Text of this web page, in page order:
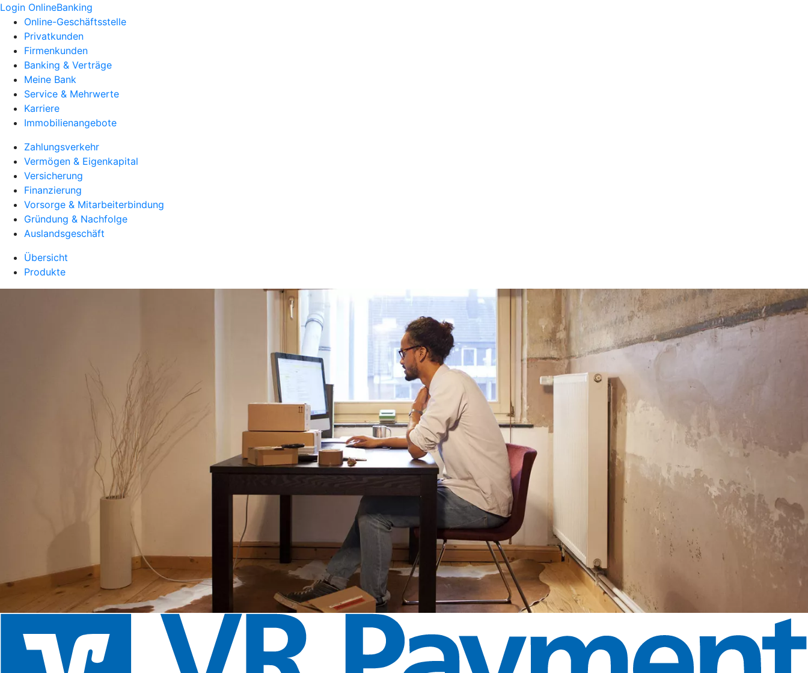
Login OnlineBanking
Online-Geschäftsstelle
Privatkunden
Firmenkunden
Banking & Verträge
Meine Bank
Service & Mehrwerte
Karriere
Immobilienangebote
Zahlungsverkehr
Vermögen & Eigenkapital
Versicherung
Finanzierung
Vorsorge & Mitarbeiterbindung
Gründung & Nachfolge
Auslandsgeschäft
Übersicht
Produkte